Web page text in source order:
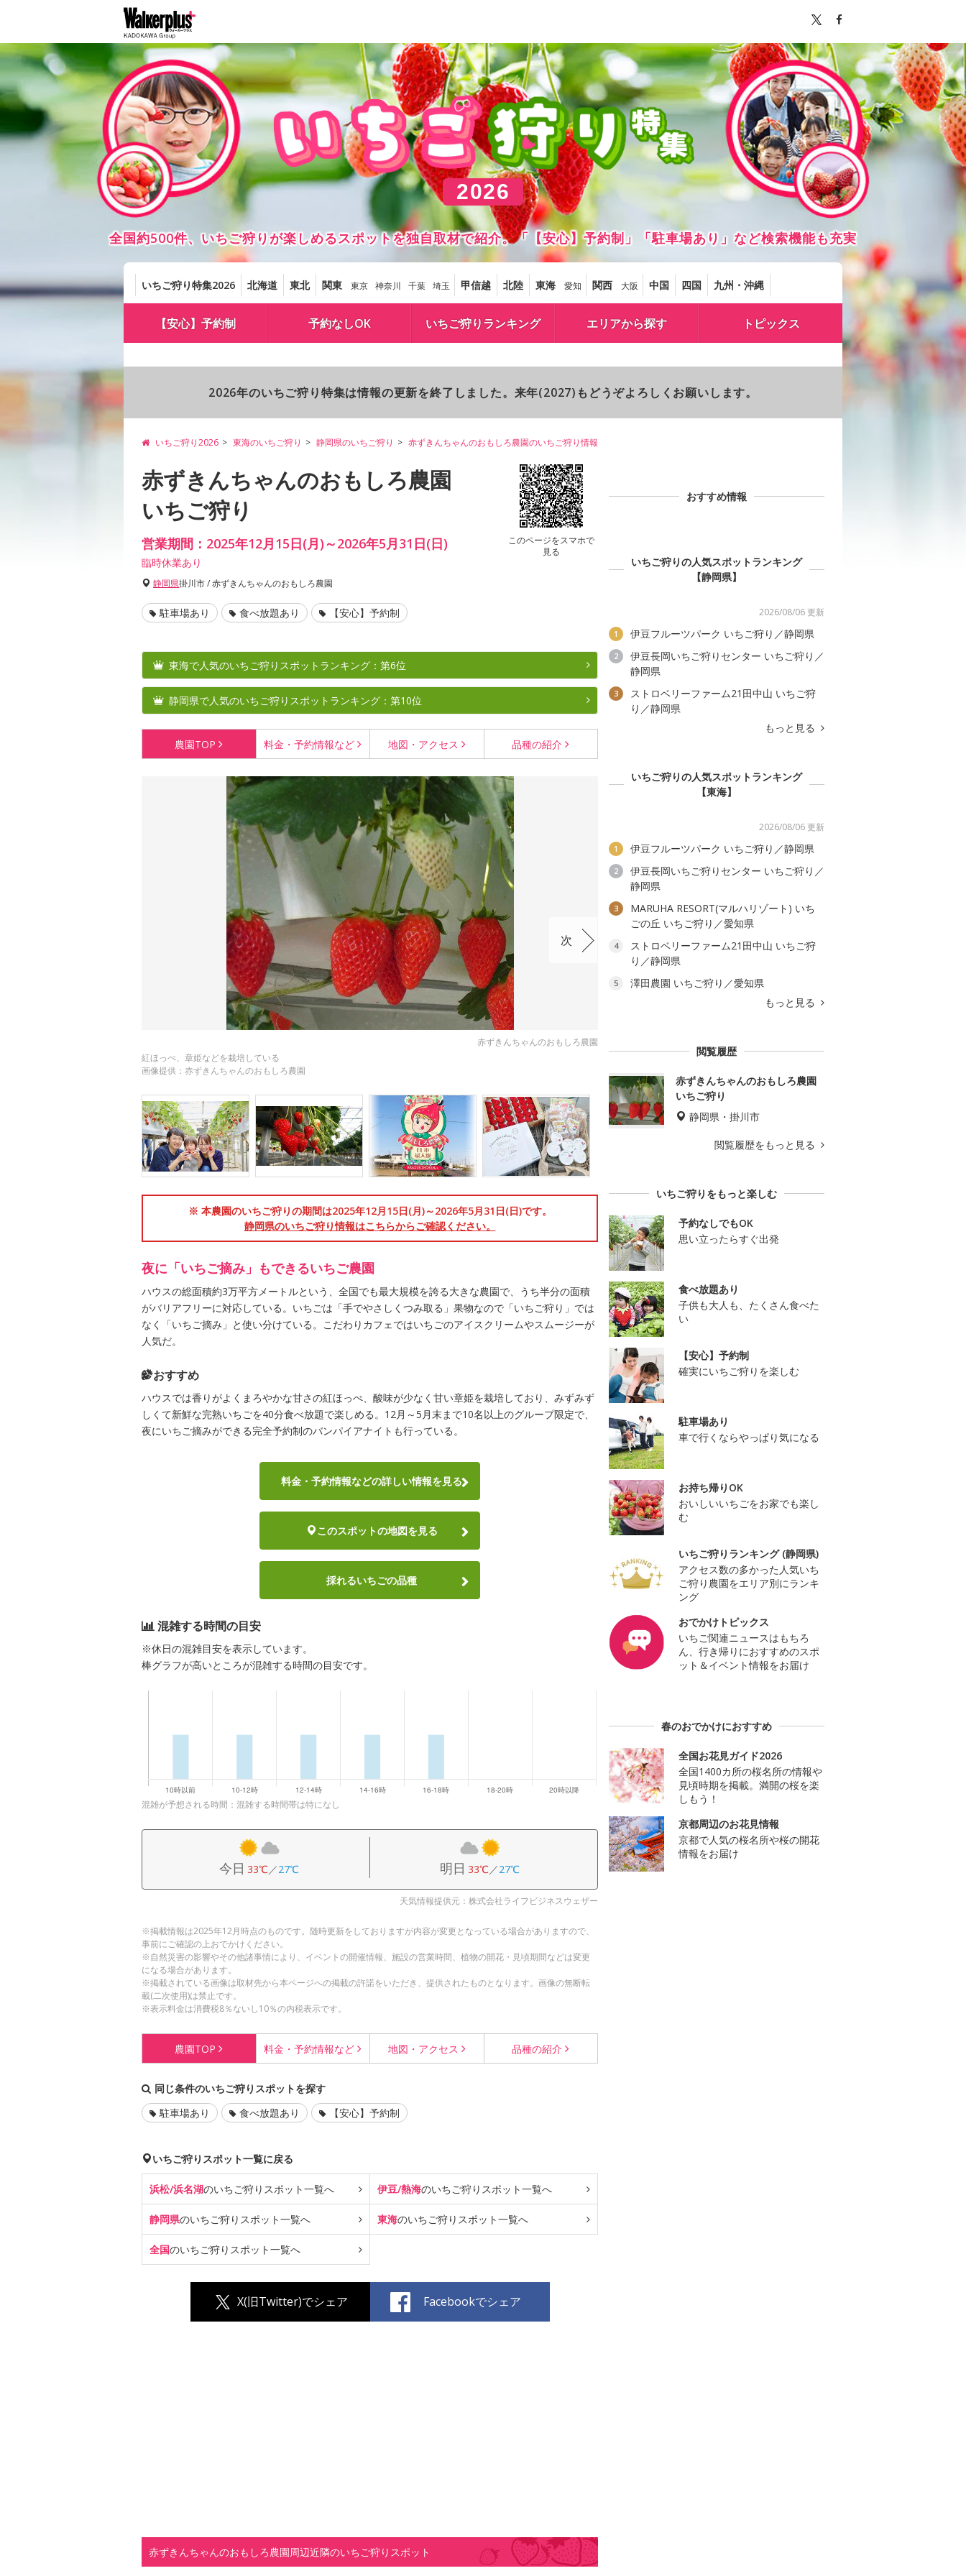
2026
全国約500件、いちご狩りが楽しめるスポットを独自取材で紹介。「【安心】予約制」「駐車場あり」など検索機能も充実
いちご狩り特集2026 北海道 東北 関東 東京 神奈川 千葉 埼玉 甲信越 北陸 東海 愛知 関西 大阪 中国 四国 九州・沖縄
【安心】予約制 予約なしOK いちご狩りランキング エリアから探す トピックス
2026年のいちご狩り特集は情報の更新を終了しました。来年(2027)もどうぞよろしくお願いします。
いちご狩り2026 東海のいちご狩り 静岡県のいちご狩り 赤ずきんちゃんのおもしろ農園のいちご狩り情報
赤ずきんちゃんのおもしろ農園
いちご狩り
このページをスマホで
見る
営業期間：2025年12月15日(月)～2026年5月31日(日)
臨時休業あり
静岡県掛川市 / 赤ずきんちゃんのおもしろ農園
駐車場あり 食べ放題あり 【安心】予約制
東海で人気のいちご狩りスポットランキング：第6位
静岡県で人気のいちご狩りスポットランキング：第10位
農園TOP 料金・予約情報など 地図・ アクセス 品種の紹介
赤ずきんちゃんのおもしろ農園
紅ほっぺ、章姫などを栽培している
画像提供：赤ずきんちゃんのおもしろ農園
次
※ 本農園のいちご狩りの期間は2025年12月15日(月)～2026年5月31日(日)です。
静岡県のいちご狩り情報はこちらからご確認ください。
夜に「いちご摘み」もできるいちご農園
ハウスの総面積約3万平方メートルという、全国でも最大規模を誇る大きな農園で、うち半分の面積
がバリアフリーに対応している。いちごは「手でやさしくつみ取る」果物なので「いちご狩り」では
なく「いちご摘み」と使い分けている。こだわりカフェではいちごのアイスクリームやスムージーが
人気だ。
おすすめ
ハウスでは香りがよくまろやかな甘さの紅ほっぺ、酸味が少なく甘い章姫を栽培しており、みずみず
しくて新鮮な完熟いちごを40分食べ放題で楽しめる。12月～5月末まで10名以上のグループ限定で、
夜にいちご摘みができる完全予約制のバンパイアナイトも行っている。
料金・予約情報などの詳しい情報を見る
このスポットの地図を見る
採れるいちごの品種
混雑する時間の目安
※休日の混雑目安を表示しています。
棒グラフが高いところが混雑する時間の目安です。
混雑が予想される時間：混雑する時間帯は特になし
今日 33℃／27℃ 明日 33℃／27℃
天気情報提供元：株式会社ライフビジネスウェザー
※掲載情報は2025年12月時点のものです。随時更新をしておりますが内容が変更となっている場合がありますので、
事前にご確認の上おでかけください。
※自然災害の影響やその他諸事情により、イベントの開催情報、施設の営業時間、植物の開花・見頃期間などは変更
になる場合があります。
※掲載されている画像は取材先から本ページへの掲載の許諾をいただき、提供されたものとなります。画像の無断転
載(二次使用)は禁止です。
※表示料金は消費税8％ないし10％の内税表示です。
農園TOP 料金・予約情報など 地図・ アクセス 品種の紹介
同じ条件のいちご狩りスポットを探す
駐車場あり
食べ放題あり 【安心】予約制
いちご狩りスポット一覧に戻る
浜松/浜名湖のいちご狩り スポット一覧へ 伊豆/熱海のいちご狩り スポット一覧へ
静岡県のいちご狩り スポット一覧へ 東海のいちご狩り スポット一覧へ
全国のいちご狩り スポット一覧へ
X(旧Twitter)でシェア Facebookでシェア
赤ずきんちゃんのおもしろ農園周辺近隣のいちご狩りスポット
おすすめ情報
いちご狩りの人気スポットランキング
【静岡県】
2026/08/06 更新
1 伊豆フルーツパーク いちご狩り／静岡県
2
伊豆長岡いちご狩りセンター いちご狩り／
静岡県
3
ストロベリーファーム21田中山 いちご狩
り／静岡県
もっと見る
いちご狩りの人気スポットランキング
【東海】
2026/08/06 更新
1 伊豆フルーツパーク いちご狩り／静岡県
2
伊豆長岡いちご狩りセンター いちご狩り／
静岡県
3
MARUHA RESORT(マルハリゾート) いち
ごの丘 いちご狩り／愛知県
4
ストロベリーファーム21田中山 いちご狩
り／静岡県
5
澤田農園 いちご狩り／愛知県
もっと見る
閲覧履歴
赤ずきんちゃんのおもしろ農園
いちご狩り
静岡県・掛川市
閲覧履歴をもっと見る
いちご狩りをもっと楽しむ
予約なしでもOK
思い立ったらすぐ出発
食べ放題あり
子供も大人も、たくさん食べた
い
【安心】予約制
確実にいちご狩りを楽しむ
駐車場あり
車で行くならやっぱり気になる
お持ち帰りOK
おいしいいちごをお家でも楽し
む
いちご狩りランキング (静岡県)
アクセス数の多かった人気いち
ご狩り農園をエリア別にランキ
ング
おでかけトピックス
いちご関連ニュースはもちろ
ん、行き帰りにおすすめのスポ
ット＆イベント情報をお届け
春のおでかけにおすすめ
全国お花見ガイド2026
全国1400カ所の桜名所の情報や
見頃時期を掲載。満開の桜を楽
しもう！
京都周辺のお花見情報
京都で人気の桜名所や桜の開花
情報をお届け